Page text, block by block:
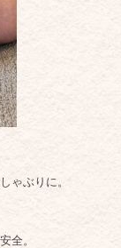
ゃぶりに。
全。